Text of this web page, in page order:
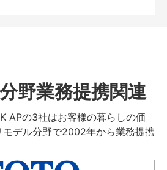
野業務提携関連
APの3社はお客様の暮らしの価
デル分野で2002年から業務提携